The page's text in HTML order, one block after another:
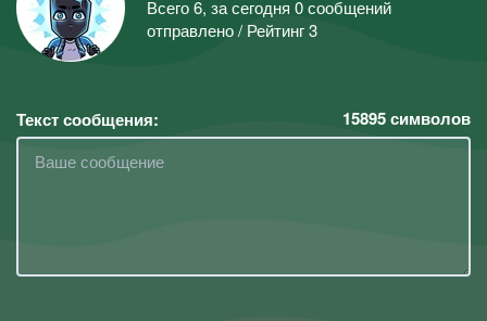
Всего 6, за сегодня 0 сообщений
отправлено / Рейтинг 3
Текст сообщения: 15895символов